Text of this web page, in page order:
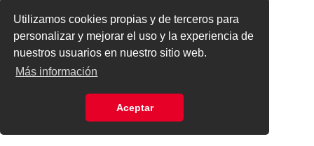
Utilizamos cookies propias y de terceros para
personalizar y mejorar el uso y la experiencia de
nuestros usuarios en nuestro sitio web.
Más información
Aceptar